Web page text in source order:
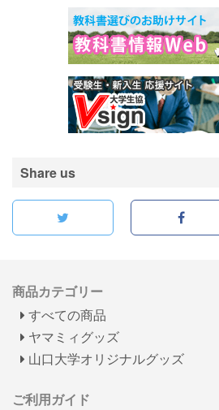
Share us
商品カテゴリー
すべての商品
ヤマミィグッズ
山口大学オリジナルグッズ
ご利用ガイド